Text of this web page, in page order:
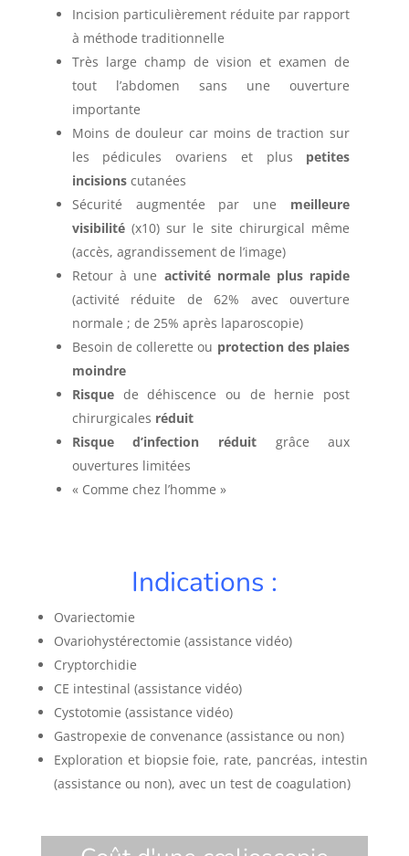
Incision particulièrement réduite par rapport
à méthode traditionnelle
Très large champ de vision et examen de
tout l’abdomen sans une ouverture
importante
Moins de douleur car moins de traction sur
les pédicules ovariens et plus petites
incisionscutanées
Sécurité augmentée par une meilleure
visibilité(x10) sur le site chirurgical même
(accès, agrandissement de l’image)
Retour à une activité normale plus rapide
(activité réduite de 62% avec ouverture
normale ; de 25% après laparoscopie)
Besoin de collerette ou protection des plaies
moindre
Risquede déhiscence ou de hernie post
chirurgicales réduit
Risque d’infection réduit grâce aux
ouvertures limitées
« Comme chez l’homme »
Indications :
Ovariectomie
Ovariohystérectomie (assistance vidéo)
Cryptorchidie
CE intestinal (assistance vidéo)
Cystotomie (assistance vidéo)
Gastropexie de convenance (assistance ou non)
Exploration et biopsie foie, rate, pancréas, intestin
(assistance ou non), avec un test de coagulation)